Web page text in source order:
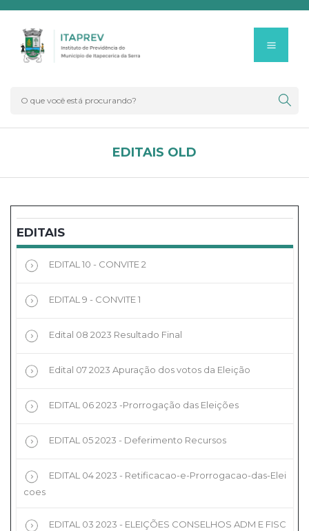
EDITAIS OLD
EDITAIS
EDITAL 10 - CONVITE 2
EDITAL 9 - CONVITE 1
Edital 08 2023 Resultado Final
Edital 07 2023 Apuração dos votos da Eleição
EDITAL 06 2023 -Prorrogação das Eleições
EDITAL 05 2023 - Deferimento Recursos
EDITAL 04 2023 - Retificacao-e-Prorrogacao-das-Elei
coes
EDITAL 03 2023 - ELEIÇÕES CONSELHOS ADM E FISC